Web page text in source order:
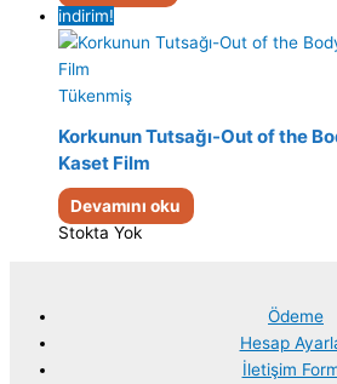
indirim!
Tükenmiş
Korkunun Tutsağı-Out of the
Kaset Film
Devamını oku
Stokta Yok
Ödeme
Hesap
İletişim